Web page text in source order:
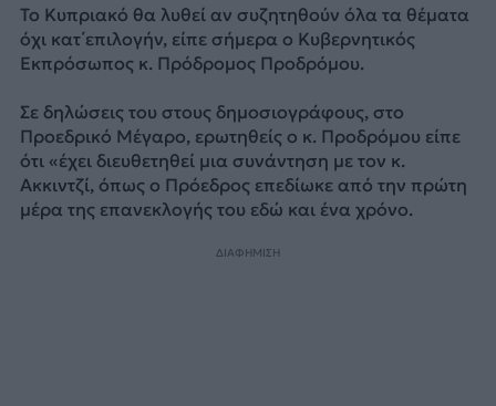
Το Κυπριακό θα λυθεί αν συζητηθούν όλα τα θέματα
όχι κατ΄επιλογήν, είπε σήμερα ο Κυβερνητικός
Εκπρόσωπος κ. Πρόδρομος Προδρόμου.
Σε δηλώσεις του στους δημοσιογράφους, στο
Προεδρικό Μέγαρο, ερωτηθείς ο κ. Προδρόμου είπε
ότι «έχει διευθετηθεί μια συνάντηση με τον κ.
Ακκιντζί, όπως ο Πρόεδρος επεδίωκε από την πρώτη
μέρα της επανεκλογής του εδώ και ένα χρόνο.
ΔΙΑΦΗΜΙΣΗ